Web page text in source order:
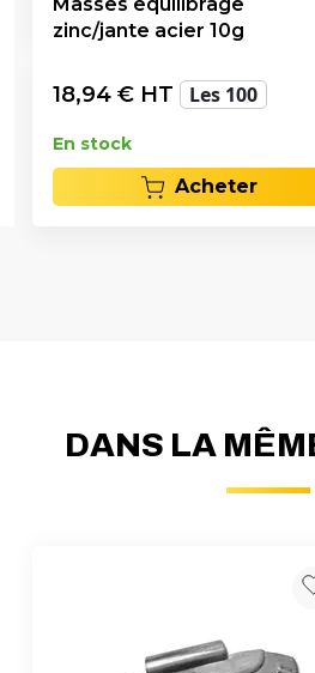
zinc/jante acier 10g
18,94 € HT Les 100
En stock
Acheter
DANS LA